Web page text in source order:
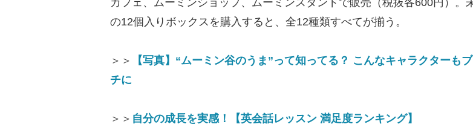
カフェ、ムーミンショップ、ムーミンスタンドで販売（税抜各600円）。
の12個入りボックスを購入すると、全12種類すべてが揃う。
＞＞
【写真】“ムーミン谷のうま”って知ってる？ こんなキャラクターも
チに
＞＞ 自分の成長を実感！【英会話レッスン 満足度ランキング】